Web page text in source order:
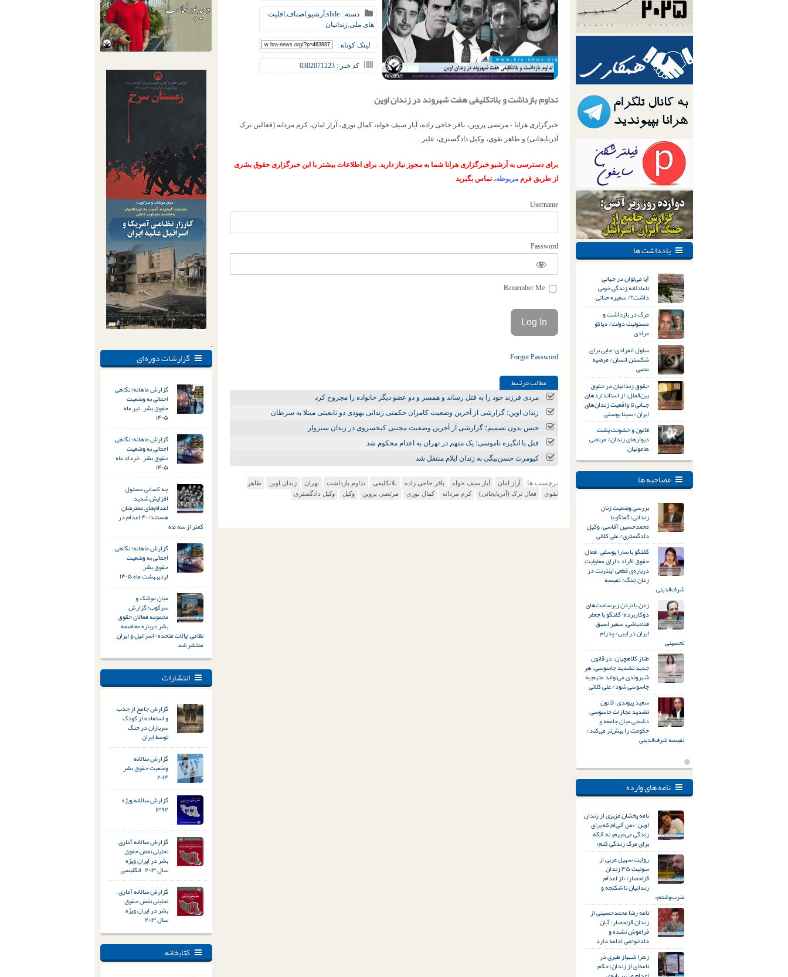
.
گزارشات دوره ای
گزارش ماهانه؛ نگاهی
اجمالی به وضعیت
حقوق بشر – تیر ماه
۱۴۰۵
گزارش ماهانه؛ نگاهی
اجمالی به وضعیت
حقوق بشر – خرداد ماه
۱۴۰۵
چه کسانی مسئول
افزایش شدید
اعدام‌های معترضان
هستند؛ ۴۰ اعدام در
کمتر از سه ماه
گزارش ماهانه؛ نگاهی
اجمالی به وضعیت
حقوق بشر –
اردیبهشت ماه ۱۴۰۵
میان موشک و
سرکوب؛ گزارش
مجموعه فعالان حقوق
بشر درباره مخاصمه
نظامی ایالات متحده-اسرائیل و ایران
منتشر شد
انتشارات
گزارش جامع از جذب
و استفاده از کودک
سربازان در جنگ
توسط ایران
گزارش سالانه
وضعیت حقوق بشر –
۲۰۱۴
گزارش سالانه ویژه
۱۳۹۲
گزارش سالانه آماری –
تحلیلی نقض حقوق
بشر در ایران ویژه
سال ۲۰۱۳ – انگلیسی
گزارش سالانه آماری –
تحلیلی نقض حقوق
بشر در ایران ویژه
سال ۲۰۱۳
کتابخانه
دسته : slide
,آرشیو,اصناف,اقلیت
های ملی,زندانیان
لینک کوتاه :
کد خبر : 0302071223
تداوم بازداشت و بلاتکلیفی هفت شهروند در زندان اوین
خبرگزاری هرانا - مرتضی پروین، باقر حاجی زاده، آیاز سیف خواه، کمال نوری، آراز امان، کرم مردانه (فعالین ترک
آذربایجانی) و طاهر نقوی، وکیل دادگستری، علیر...
برای دسترسی به آرشیو خبرگزاری هرانا شما به مجوز نیاز دارید. برای اطلاعات بیشتر با این خبرگزاری حقوق بشری
از طریق فرم مربوطه، تماس بگیرید
Username
Password
Forgot Password
مطالب مرتـبط
مردی فرزند خود را به قتل رساند و همسر و دو عضو دیگر خانواده را مجروح کرد
زندان اوین؛ گزارشی از آخرین وضعیت کامران حکمتی زندانی یهودی دو تابعیتی مبتلا به سرطان
حبس بدون تصمیم؛ گزارشی از آخرین وضعیت مجتبی کیخسروی در زندان سبزوار
قتل با انگیزه ناموسی؛ یک متهم در تهران به اعدام محکوم شد
کیومرث حسن‌بیگی به زندان ایلام منتقل شد
برچسب ها: آراز امان آیاز سیف خواه باقر حاجی زاده بلاتکلیفی تداوم بازداشت تهران زندان اوین
طاهر
نقوی
فعال ترک (آذربایجانی) کرم مردانه کمال نوری مرتضی پروین وکیل وکیل دادگستری
یادداشت ها
آیا می‌توان در جهانی
ناعادلانه زندگی خوبی
داشت؟/ سمیره حنائی
مرگ در بازداشت و
مسئولیت دولت/ دیاکو
مرادی
سلول انفرادی؛ جایی برای
شکستن انسان/ مرضیه
محبی
حقوق زندانیان در حقوق
بین‌الملل؛ از استانداردهای
جهانی تا واقعیت زندان‌های
ایران/ سینا یوسفی
قانون و خشونت پشت
دیوارهای زندان/ مرتضی
هامونیان
مصاحبه ها
بررسی وضعیت زنان
زندانی؛ گفتگو با
محمدحسین آقاسی، وکیل
دادگستری/ علی کلائی
گفتگو با سارا یوسفی، فعال
حقوق افراد دارای معلولیت
درباره‌ی قطعی اینترنت در
زمان جنگ/ نفیسه
شرف‌الدینی
زدن یا نزدن زیرساخت‌های
دوکاربرده؛ گفتگو با جعفر
قنادباشی، سفیر اسبق
ایران در لیبی/ پدرام
تحسینی
طناز کلاهچیان: در قانون
جدید تشدید جاسوسی، هر
شهروندی می‌تواند متهم به
جاسوسی شود/ علی کلائی
سعید پیوندی: قانون
تشدید مجازات جاسوسی،
دشمنی میان جامعه و
حکومت را بیش‌تر می‌کند/
نفیسه شرف‌الدینی
نامه های وارده
نامه پخشان عزیزی از زندان
اوین؛ «من آنی‌ام که برای
زندگی می‌میرم، نه آنکه
برای مرگ زندگی کنم»
روایت سهیل عربی از
سوئیت ۳۵ زندان
قزلحصار؛ «از اعدام
زندانیان تا شکنجه و
ضرب‌وشتم»
نامه رضا محمدحسینی از
زندان قزلحصار: آبان
فراموش نشده و
دادخواهی ادامه دارد
زهرا شهباز طبری در
نامه‌ای از زندان: حکم